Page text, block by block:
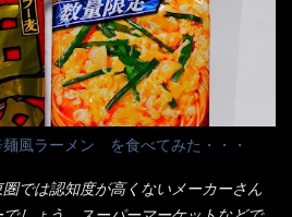
げましょう。 早速1袋を大釜で茹で～
状態です。 当家には、高齢者がいる
で上がった饂飩は、お店の饂飩に比べ
云えば、稲庭饂飩的な太さですね。 さ
？ 長葱無かったので、玉葱を刻んで
どん！ 冷やし釜あげうどん～です。
って饂飩を盛り付け、お椀に昆布出
これでツルツル～と頂きました。 良い
。 これが標準なのです。 普通のとん
、10人前ほどあるか？ 値段的には、
定食セット350円程と値段的には、そ
客足が絶えない人気店である。 そん
ナブルで頂ける＜映え＞るメニュー
です。 当時1,000円税込だった
うけど・・・ これが出てくると、カ
飛ぶ！ 写真は、キャベツ少なめでお願
風ラーメン を食べてみた・・・
では認知度が高くないメーカーさん